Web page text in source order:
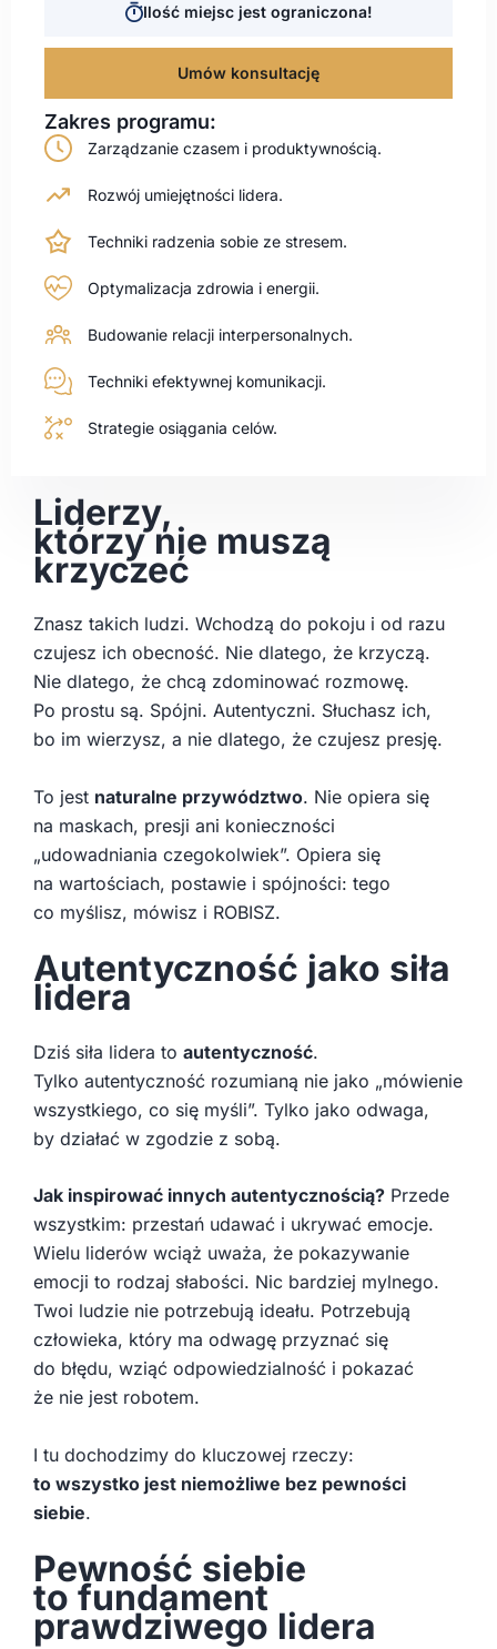
Liderzy,
którzy nie muszą
krzyczeć
Znasz takich ludzi. Wchodzą do pokoju i od razu
czujesz ich obecność. Nie dlatego, że krzyczą.
Nie dlatego, że chcą zdominować rozmowę.
Po prostu są. Spójni. Autentyczni. Słuchasz ich,
bo im wierzysz, a nie dlatego, że czujesz presję.
To jest naturalne przywództwo. Nie opiera się
na maskach, presji ani konieczności
„udowadniania czegokolwiek”. Opiera się
na wartościach, postawie i spójności: tego
co myślisz, mówisz i ROBISZ.
Autentyczność jako siła
lidera
Dziś siła lidera to autentyczność.
Tylko autentyczność rozumianą nie jako „mówienie
wszystkiego, co się myśli”. Tylko jako odwaga,
by działać w zgodzie z sobą.
Jak inspirować innych autentycznością? Przede
wszystkim: przestań udawać i ukrywać emocje.
Wielu liderów wciąż uważa, że pokazywanie
emocji to rodzaj słabości. Nic bardziej mylnego.
Twoi ludzie nie potrzebują ideału. Potrzebują
człowieka, który ma odwagę przyznać się
do błędu, wziąć odpowiedzialność i pokazać
że nie jest robotem.
I tu dochodzimy do kluczowej rzeczy:
to wszystko jest niemożliwe bez pewności
siebie.
Pewność siebie
to fundament
prawdziwego lidera
Ilość miejsc jest ograniczona!
Umów konsultację
Zakres programu:
Zarządzanie czasem i produktywnością.
Rozwój umiejętności lidera.
Techniki radzenia sobie ze stresem.
Optymalizacja zdrowia i energii.
Budowanie relacji interpersonalnych.
Techniki efektywnej komunikacji.
Strategie osiągania celów.